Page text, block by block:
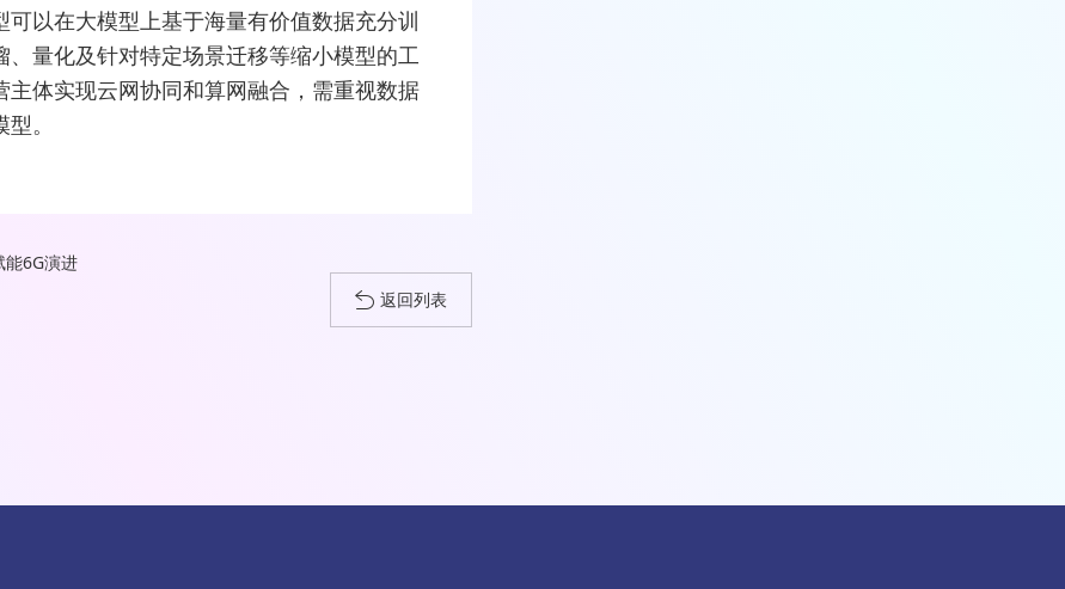
以在大模型上基于海量有价值数据充分训
量化及针对特定场景迁移等缩小模型的工
体实现云网协同和算网融合，需重视数据
。
6G演进
返回列表